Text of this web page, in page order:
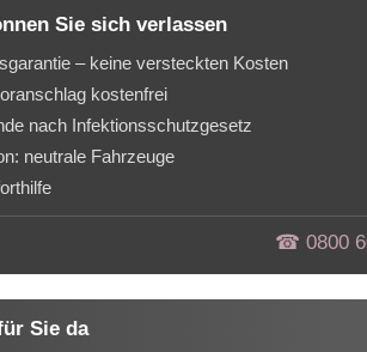
Sie sich verlassen
– keine versteckten Kosten
kostenfrei
nach Infektionsschutzgesetz
neutrale Fahrzeuge
☎︎ 0800
Sie da